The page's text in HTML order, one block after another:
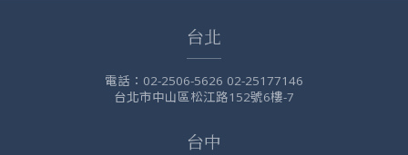
台北
電話： 02-2506-5626 02-25177146
台北市中山區松江路152號6樓-7
台中